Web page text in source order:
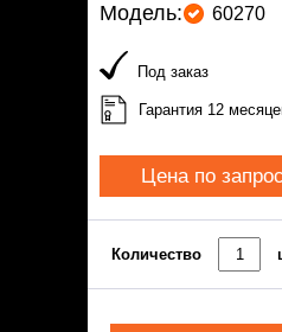
Модель: 60270
Под заказ
Гарантия 12
Цена по
Количество